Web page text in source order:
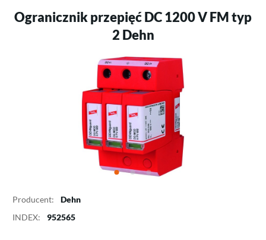
Ogranicznik przepięć DC 1200 V FM typ
2 Dehn
Producent:
Dehn
INDEX:
952565